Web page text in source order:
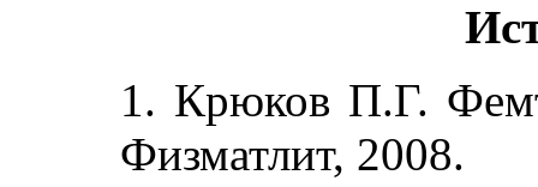
1. Крюков П.Г.
Физматлит, 2008.